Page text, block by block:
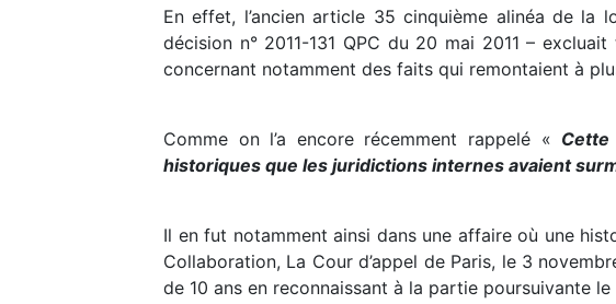
En effet, l’ancien article 35 cinquième alinéa de
décision n° 2011-131 QPC du 20 mai 2011 –
concernant notamment des faits qui remontaient à
Comme on l’a encore récemment rappelé «
historiques que les juridictions internes avaient
Il en fut notamment ainsi dans une affaire où une
Collaboration, La Cour d’appel de Paris, le 3
de 10 ans en reconnaissant à la partie poursuivante